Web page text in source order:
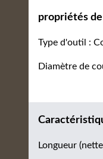
propriétés
Type d'outil :
Diamètre de
Longueur